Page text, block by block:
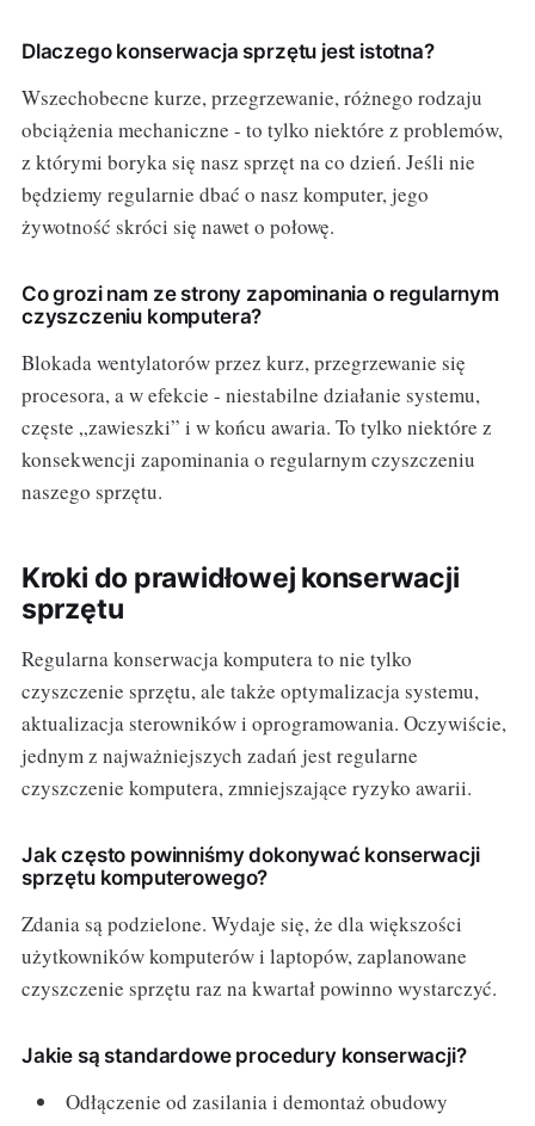
Dlaczego konserwacja sprzętu jest istotna?
Wszechobecne kurze, przegrzewanie, różnego rodzaju
obciążenia mechaniczne - to tylko niektóre z problemów,
z którymi boryka się nasz sprzęt na co dzień. Jeśli nie
będziemy regularnie dbać o nasz komputer, jego
żywotność skróci się nawet o połowę.
Co grozi nam ze strony zapominania o regularnym
czyszczeniu komputera?
Blokada wentylatorów przez kurz, przegrzewanie się
procesora, a w efekcie - niestabilne działanie systemu,
częste „zawieszki” i w końcu awaria. To tylko niektóre z
konsekwencji zapominania o regularnym czyszczeniu
naszego sprzętu.
Kroki do prawidłowej konserwacji
sprzętu
Regularna konserwacja komputera to nie tylko
czyszczenie sprzętu, ale także optymalizacja systemu,
aktualizacja sterowników i oprogramowania. Oczywiście,
jednym z najważniejszych zadań jest regularne
czyszczenie komputera, zmniejszające ryzyko awarii.
Jak często powinniśmy dokonywać konserwacji
sprzętu komputerowego?
Zdania są podzielone. Wydaje się, że dla większości
użytkowników komputerów i laptopów, zaplanowane
czyszczenie sprzętu raz na kwartał powinno wystarczyć.
Jakie są standardowe procedury konserwacji?
Odłączenie od zasilania i demontaż obudowy